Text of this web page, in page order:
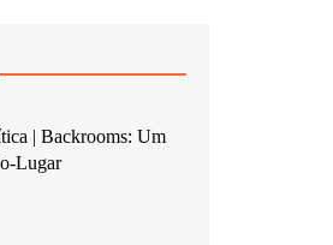
| Backrooms: Um
Lugar